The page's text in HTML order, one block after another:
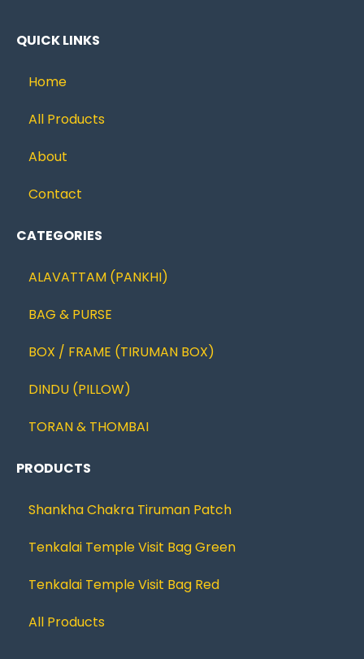
QUICK LINKS
Home
All Products
About
Contact
CATEGORIES
ALAVATTAM (PANKHI)
BAG & PURSE
BOX / FRAME (TIRUMAN BOX)
DINDU (PILLOW)
TORAN & THOMBAI
PRODUCTS
Shankha Chakra Tiruman Patch
Tenkalai Temple Visit Bag Green
Tenkalai Temple Visit Bag Red
All Products